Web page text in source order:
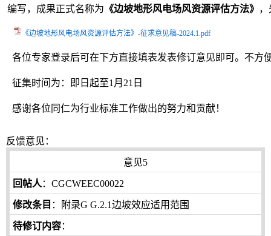
编写，成果正式名称为 《边坡地形风电场风资源评估方法》
《边坡地形风电场风资源评估方法》-征求意见稿-2024.1.pdf
各位专家登录后可在下方直接填表发表修订意见即可。不方
征集时间为：即日起至1月21日
感谢各位同仁为行业标准工作做出的努力和贡献！
反馈意见：
意见5
回帖人 ：CGCWEEC00022
修改条目 ：附录G G.2.1边坡效应适用范围
待修订内容：